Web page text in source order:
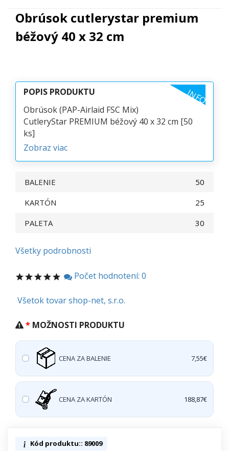
Obrúsok cutlerystar premium
béžový 40 x 32 cm
POPIS PRODUKTU INFO
Obrúsok (PAP-Airlaid FSC Mix)
CutleryStar PREMIUM béžový 40 x 32 cm [50
ks]
Zobraz viac
BALENIE
50
KARTÓN
25
PALETA
30
Všetky podrobnosti
Počet hodnotení: 0
Všetok tovar shop-net, s.r.o.
MOŽNOSTI PRODUKTU
CENA ZA BALENIE 7,55€
CENA ZA KARTÓN 188,87€
Kód produktu:: 89009